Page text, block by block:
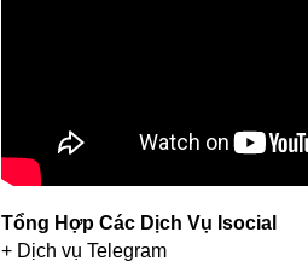
Tổng Hợp Các Dịch Vụ Isocial
+ Dịch vụ Telegram